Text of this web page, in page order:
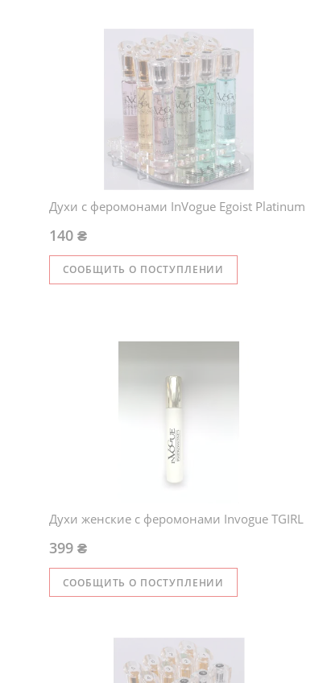
Духи с феромонами InVogue Egoist Platinum
СООБЩИТЬ О ПОСТУПЛЕНИИ
140 ₴
Духи женские с феромонами Invogue TGIRL
СООБЩИТЬ О ПОСТУПЛЕНИИ
399 ₴